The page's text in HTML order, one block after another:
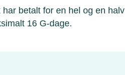
betalt for en hel og en
16 G-dage.